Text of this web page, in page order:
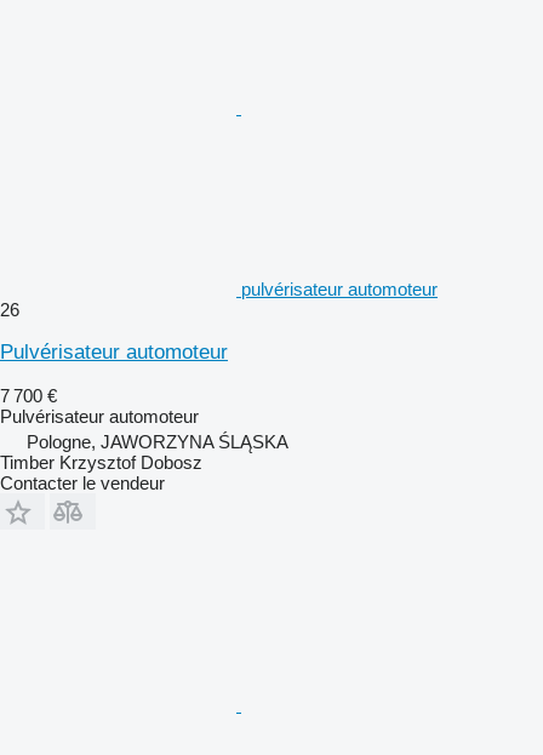
pulvérisateur automoteur
26
Pulvérisateur automoteur
7 700 €
Pulvérisateur automoteur
Pologne, JAWORZYNA ŚLĄSKA
Timber Krzysztof Dobosz
Contacter le vendeur